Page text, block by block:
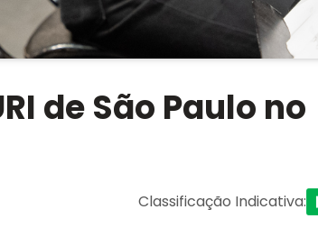
de São Paulo no
Classificação Indicativa: